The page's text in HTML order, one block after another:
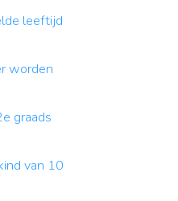
leeftijd
worden
graads
van 10